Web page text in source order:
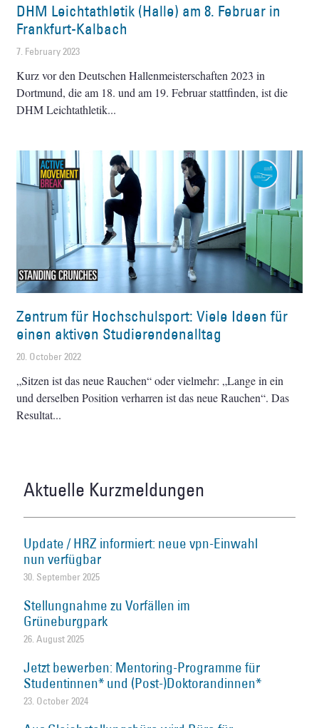
DHM Leichtathletik (Halle) am 8. Februar in
Frankfurt-Kalbach
7. February 2023
Kurz vor den Deutschen Hallenmeisterschaften 2023 in
Dortmund, die am 18. und am 19. Februar stattfinden, ist die
DHM Leichtathletik
Zentrum für Hochschulsport: Viele Ideen für
einen aktiven Studierendenalltag
20. October 2022
„Sitzen ist das neue Rauchen“ oder vielmehr: „Lange in ein
und derselben Position verharren ist das neue Rauchen“. Das
Resultat
Aktuelle Kurzmeldungen
Update / HRZ informiert: neue vpn-Einwahl
nun verfügbar
30. September 2025
Stellungnahme zu Vorfällen im
Grüneburgpark
26. August 2025
Jetzt bewerben: Mentoring-Programme für
Studentinnen* und (Post-)Doktorandinnen*
23. October 2024